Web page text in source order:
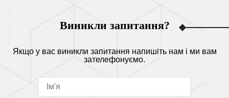
Виникли запитання?
Якщо у вас виникли запитання напишіть нам і ми вам
зателефонуємо.